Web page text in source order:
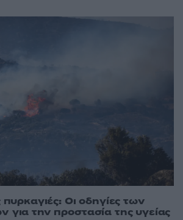
Οι οδηγίες των
για την προστασία της υγείας